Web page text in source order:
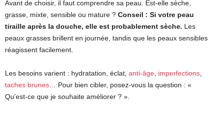
Avant de choisir, il faut comprendre sa peau. Est-elle sèche,
grasse, mixte, sensible ou mature ? Conseil : Si votre peau
tiraille après la douche, elle est probablement sèche. Les
peaux grasses brillent en journée, tandis que les peaux sensibles
réagissent facilement.
Les besoins varient : hydratation, éclat, anti-âge, imperfections,
taches brunes… Pour bien cibler, posez-vous la question : «
Qu’est-ce que je souhaite améliorer ? ».